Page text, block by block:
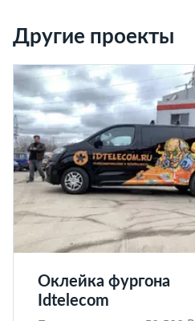
Другие проекты
Оклейка фургона
Idtelecom